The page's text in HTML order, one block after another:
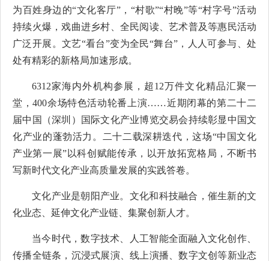
为百姓身边的“文化客厅”，“村歌”“村晚”等“村字号”活动
持续火爆，戏曲进乡村、全民阅读、艺术普及等惠民活动
广泛开展。文艺“看台”变为全民“舞台”，人人可参与、处
处有精彩的新格局加速形成。
6312家海内外机构参展，超12万件文化精品汇聚一
堂，400余场特色活动轮番上演……近期闭幕的第二十二
届中国（深圳）国际文化产业博览交易会持续彰显中国文
化产业的蓬勃活力。二十二载深耕迭代，这场“中国文化
产业第一展”以科创赋能传承，以开放拓宽格局，不断书
写新时代文化产业高质量发展的实践答卷。
文化产业是朝阳产业。文化和科技融合，催生新的文
化业态、延伸文化产业链、集聚创新人才。
当今时代，数字技术、人工智能全面融入文化创作、
传播全链条，沉浸式展演、线上演播、数字文创等新业态